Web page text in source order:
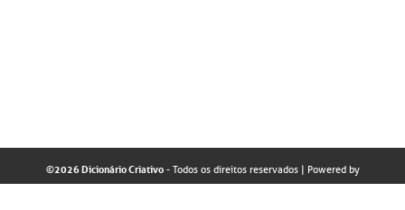
©2026 Dicionário Criativo- Todos os direitos reservados| Powered by